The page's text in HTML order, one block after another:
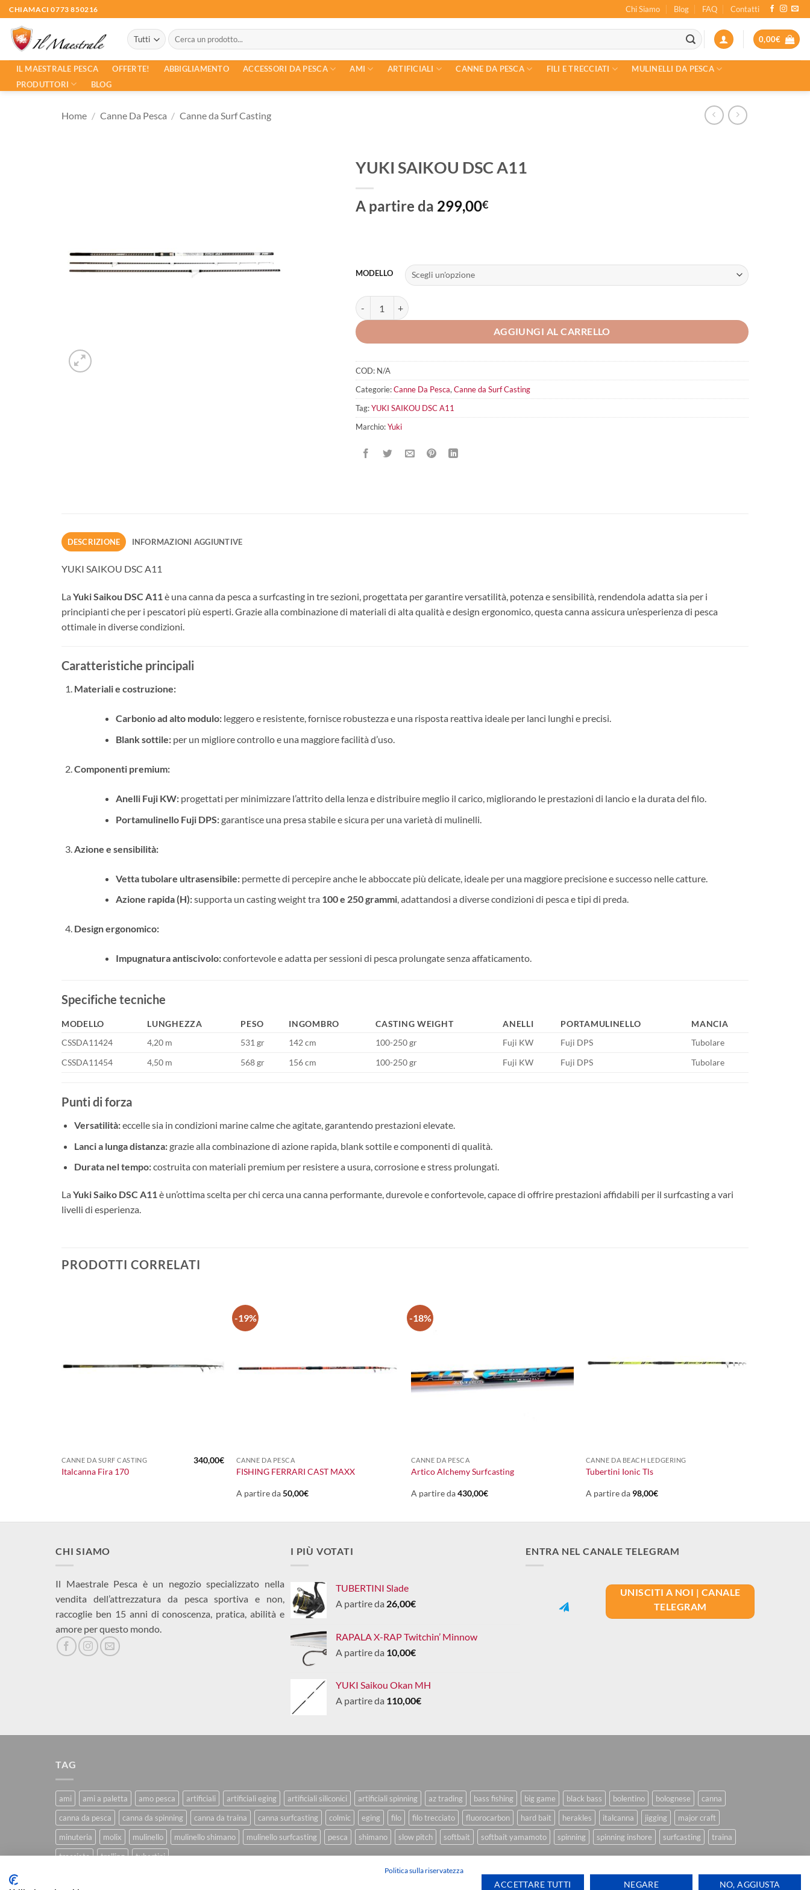
Salta
ai
contenuti
CHIAMACI 0773 850216 Chi Siamo Blog FAQ Contatti
Cerca:
0,00€
IL MAESTRALE PESCA OFFERTE! ABBIGLIAMENTO ACCESSORI DA PESCA AMI ARTIFICIALI CANNE DA PESCA FILI E TRECCIATI
MULINELLI DA PESCA
PRODUTTORI
BLOG
Home / Canne Da Pesca / Canne da Surf Casting
YUKI SAIKOU DSC A11
A partire da 299,00€
MODELLO
YUKI SAIKOU DSC A11 quantità
AGGIUNGI AL CARRELLO
COD: N/A
Categorie:Canne Da Pesca, Canne da Surf Casting
Tag:YUKI SAIKOU DSC A11
Marchio:Yuki
DESCRIZIONE INFORMAZIONI AGGIUNTIVE
YUKI SAIKOU DSC A11
La Yuki Saikou DSC A11 è una canna da pesca a surfcasting in tre sezioni, progettata per garantire versatilità, potenza e sensibilità, rendendola adatta sia per i
principianti che per i pescatori più esperti. Grazie alla combinazione di materiali di alta qualità e design ergonomico, questa canna assicura un’esperienza di pesca
ottimale in diverse condizioni.
Caratteristiche principali
Materiali e costruzione:
Carbonio ad alto modulo:leggero e resistente, fornisce robustezza e una risposta reattiva ideale per lanci lunghi e precisi.
Blank sottile:per un migliore controllo e una maggiore facilità d’uso.
Componenti premium:
Anelli Fuji KW:progettati per minimizzare l’attrito della lenza e distribuire meglio il carico, migliorando le prestazioni di lancio e la durata del filo.
Portamulinello Fuji DPS:garantisce una presa stabile e sicura per una varietà di mulinelli.
Azione e sensibilità:
Vetta tubolare ultrasensibile:permette di percepire anche le abboccate più delicate, ideale per una maggiore precisione e successo nelle catture.
Azione rapida (H):supporta un casting weight tra 100 e 250 grammi, adattandosi a diverse condizioni di pesca e tipi di preda.
Design ergonomico:
Impugnatura antiscivolo:confortevole e adatta per sessioni di pesca prolungate senza affaticamento.
Specifiche tecniche
MODELLO LUNGHEZZA PESO INGOMBRO CASTING WEIGHT ANELLI PORTAMULINELLO
MANCIA
CSSDA11424
4,20 m 531 gr 142 cm 100-250 gr Fuji KW Fuji DPS
Tubolare
CSSDA11454
4,50 m 568 gr 156 cm 100-250 gr Fuji KW Fuji DPS Tubolare
Punti di forza
Versatilità:eccelle sia in condizioni marine calme che agitate, garantendo prestazioni elevate.
Lanci a lunga distanza:grazie alla combinazione di azione rapida, blank sottile e componenti di qualità.
Durata nel tempo:costruita con materiali premium per resistere a usura, corrosione e stress prolungati.
La Yuki Saiko DSC A11è un’ottima scelta per chi cerca una canna performante, durevole e confortevole, capace di offrire prestazioni affidabili per il surfcasting a vari
livelli di esperienza.
PRODOTTI CORRELATI
CANNE DA SURF CASTING
Italcanna Fira 170
340,00€
-19%
CANNE DA PESCA
FISHING FERRARI CAST MAXX
A partire da50,00€
-18%
CANNE DA PESCA
Artico Alchemy Surfcasting
A partire da430,00€
CANNE DA BEACH LEDGERING
Tubertini Ionic Tls
A partire da 98,00€
CHI SIAMO
Il Maestrale Pesca è un negozio specializzato nella
vendita dell’attrezzatura da pesca sportiva e non,
raccoglie ben 15 anni di conoscenza, pratica, abilità e
amore per questo mondo.
I PIÙ VOTATI
TUBERTINI Slade
A partire da 26,00€
RAPALA X-RAP Twitchin’ Minnow
A partire da 10,00€
YUKI Saikou Okan MH
A partire da 110,00€
ENTRA NEL CANALE TELEGRAM
UNISCITI A NOI | CANALE
TELEGRAM
TAG
ami ami a paletta amo pesca artificiali artificiali eging artificiali siliconici artificiali spinning az trading bass fishing big game black bass bolentino bolognese
canna
canna da pesca
canna da spinning canna da traina canna surfcasting colmic eging filo filo trecciato fluorocarbon hard bait herakles italcanna jigging
major craft
minuteria
molix mulinello mulinello shimano mulinello surfcasting pesca shimano slow pitch softbait softbait yamamoto spinning spinning inshore surfcasting
traina
trecciato
trolling tubertini
Politica sulla riservatezza
ACCETTARE TUTTI NEGARE NO, AGGIUSTA